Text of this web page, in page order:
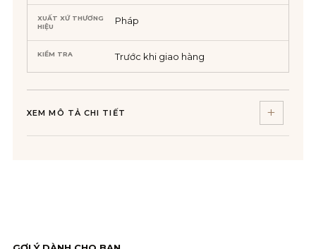
XUẤT XỨ THƯƠNG
HIỆU
Pháp
KIỂM TRA Trước khi giao hàng
XEM MÔ TẢ CHI TIẾT